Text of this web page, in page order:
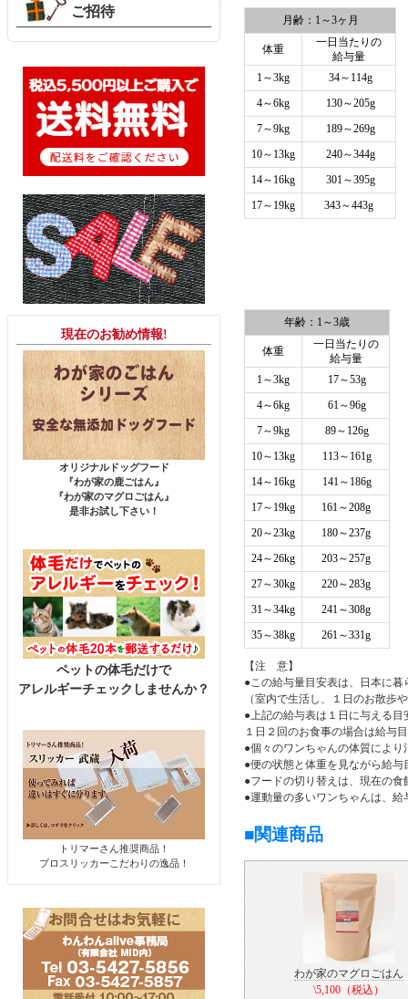
月齢：1～3ヶ月
体重
一日当たりの
給与量
1～3kg
34～114g
4～6kg
130～205g
7～9kg
189～269g
10～13kg
240～344g
14～16kg
301～395g
17～19kg
343～443g
年齢：1～3歳
体重
一日当たりの
給与量
1～3kg
17～53g
4～6kg
61～96g
7～9kg
89～126g
10～13kg
113～161g
14～16kg
141～186g
17～19kg
161～208g
20～23kg
180～237g
24～26kg
203～257g
27～30kg
220～283g
31～34kg
241～308g
35～38kg
261～331g
【注 意】
●この給与量目安表は、日本に
（室内で生活し、１日のお散歩
●上記の給与表は１日に与える目
１日２回のお食事の場合は給与
●個々のワンちゃんの体質によ
●便の状態と体重を見ながら給
●フードの切り替えは、現在の
●運動量の多いワンちゃんは、
■関連商品
わが家のマグロごはん
\5,100（税込）
ご招待
現在のお勧め情報!
オリジナルドッグフード
『わが家の鹿ごはん』
『わが家のマグロごはん』
是非お試し下さい！
ペットの体毛だけで
アレルギーチェックしませんか？
トリマーさん推奨商品！
プロスリッカーこだわりの逸品！